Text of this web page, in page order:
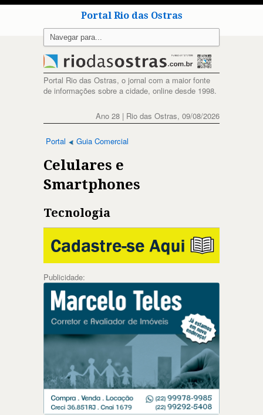
Portal Rio das Ostras
Portal Rio das Ostras, o jornal com a maior fonte
de informações sobre a cidade, online desde 1998.
Ano 28 | Rio das Ostras, 09/08/2026
Portal Guia Comercial
Celulares e
Smartphones
Tecnologia
Publicidade: